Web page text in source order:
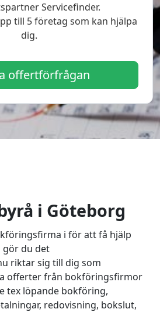
Servicefinder.
till 5 företag som kan hjälpa
dig.
offertförfrågan
i Göteborg
i för att få hjälp
gör du det
riktar sig till dig som
offerter från bokföringsfirmor
tex löpande bokföring,
redovisning, bokslut,